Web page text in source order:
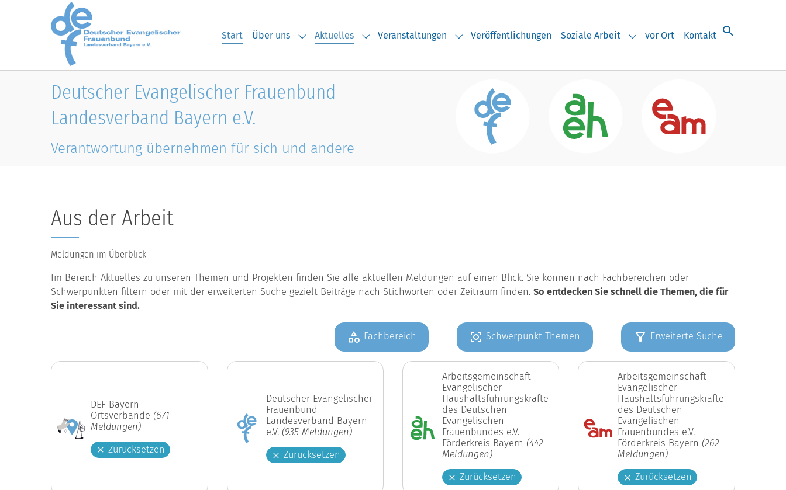
Skip to main content
Start Über uns
Submenu for "Über uns"
Aktuelles(current)
Submenu for "Aktuelles"
Veranstaltungen
Submenu for "Veranstaltungen"
Veröffentlichungen Soziale Arbeit
Submenu for "Soziale Arbeit"
vor Ort Kontakt
Deutscher Evangelischer Frauenbund
Landesverband Bayern e.V.
Verantwortung übernehmen für sich und andere
Aus der Arbeit
Meldungen im Überblick
Im Bereich Aktuelles zu unseren Themen und Projekten finden Sie alle aktuellen Meldungen auf einen Blick. Sie können nach Fachbereichen oder
Schwerpunkten filtern oder mit der erweiterten Suche gezielt Beiträge nach Stichworten oder Zeitraum finden.So entdecken Sie schnell die Themen, die für
Sie interessant sind.
Fachbereich Schwerpunkt-Themen Erweiterte Suche
DEF Bayern
Ortsverbände (671
Meldungen)
Zurücksetzen
Deutscher Evangelischer
Frauenbund
Landesverband Bayern
e.V. (935 Meldungen)
Zurücksetzen
Arbeitsgemeinschaft
Evangelischer
Haushaltsführungskräfte
des Deutschen
Evangelischen
Frauenbundes e.V. -
Förderkreis Bayern (442
Meldungen)
Zurücksetzen
Arbeitsgemeinschaft
Evangelischer
Haushaltsführungskräfte
des Deutschen
Evangelischen
Frauenbundes e.V. -
Förderkreis Bayern (262
Meldungen)
Zurücksetzen